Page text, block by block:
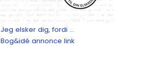
Jeg elsker dig, fordi ...
Bog&idé annonce link